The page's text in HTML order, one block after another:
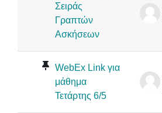
Σειράς
Γραπτών
Ασκήσεων
WebEx Link για
μάθημα
Τετάρτης 6/5